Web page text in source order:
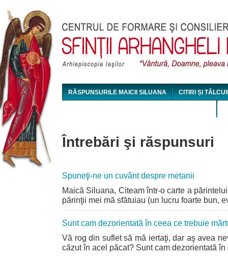
RĂSPUNSURILE MAICII SILUANA CITIRI ȘI
Întrebări şi răspunsuri
Spuneţi-ne un cuvânt despre metanii
Maică Siluana, Citeam într-o carte a
părinţii mei mă sfătuiau (un lucru foarte bun,
Sunt cam dezorientată în ceea ce trebuie
Vă rog din suflet să mă iertaţi, dar aş avea
căzut în acel păcat? Sunt cam dezorientată